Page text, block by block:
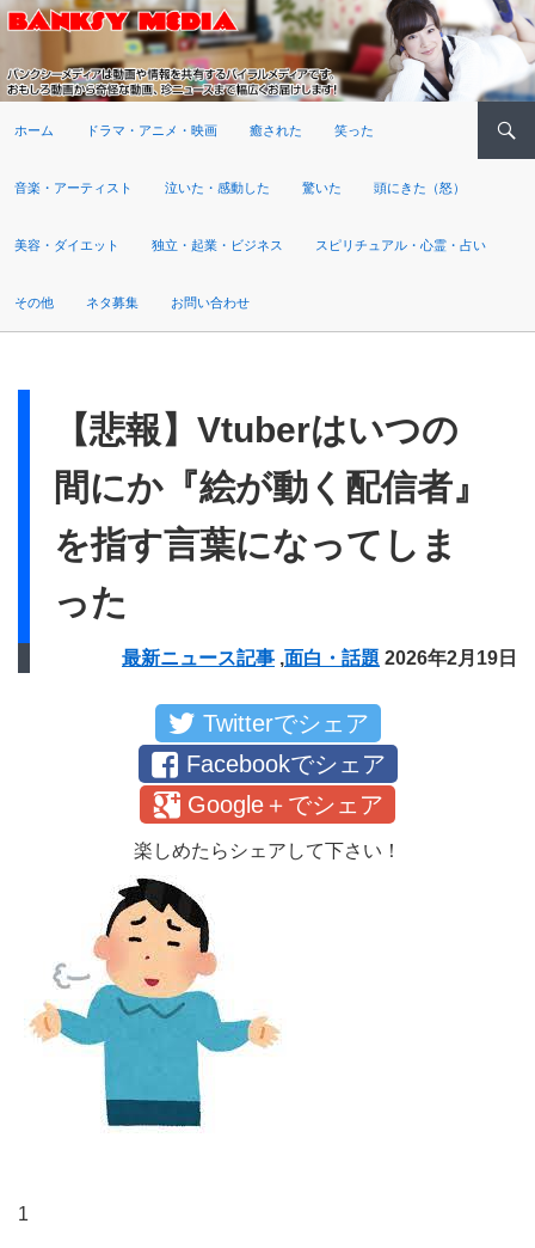
ホーム ドラマ・アニメ・映画 癒された 笑った
音楽・アーティスト 泣いた・感動した 驚いた 頭にきた（怒）
美容・ダイエット 独立・起業・ビジネス スピリチュアル・心霊・占い
その他 ネタ募集 お問い合わせ
【悲報】Vtuberはいつの
間にか『絵が動く配信者』
を指す言葉になってしま
った
最新ニュース記事 ,面白・話題 2026年2月19日
Twitterでシェア
Facebookでシェア
Google＋でシェア
楽しめたらシェアして下さい！
1